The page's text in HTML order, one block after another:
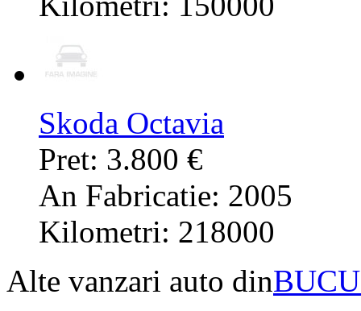
Skoda Octavia
Pret: 3.800 €
An Fabricatie: 2005
Kilometri: 218000
Alte vanzari auto din